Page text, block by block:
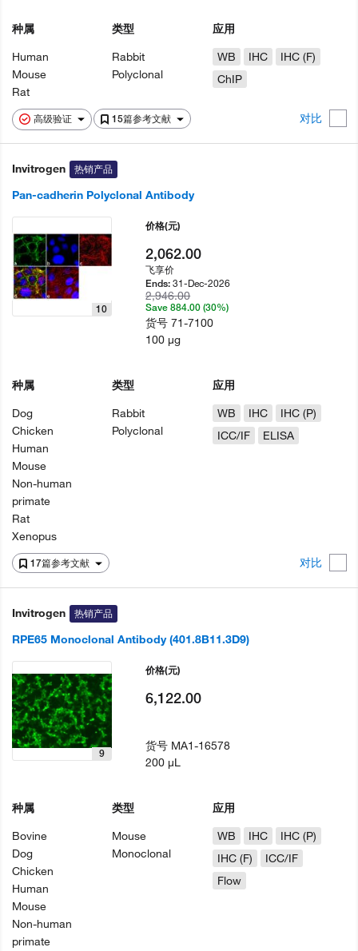
高级验证 15篇参考文献 对比
种属
Human
Mouse
Rat
类型
Rabbit
Polyclonal
应用
WB
IHC
IHC (F)
ChIP
Invitrogen 热销产品
Pan-cadherin Polyclonal Antibody
17篇参考文献 对比
10
种属
Dog
Chicken
Human
Mouse
Non-human
primate
Rat
Xenopus
类型
Rabbit
Polyclonal
应用
WB
IHC
IHC (P)
ICC/IF
ELISA
价格(元)
2,062.00
飞享价
Ends:31-Dec-2026
2,946.00
Save 884.00 (30%)
货号71-7100
100 µg
Invitrogen 热销产品
RPE65 Monoclonal Antibody (401.8B11.3D9)
9
种属
Bovine
Dog
Chicken
Human
Mouse
Non-human
primate
类型
Mouse
Monoclonal
应用
WB
IHC
IHC (P)
IHC (F)
ICC/IF
Flow
价格(元)
6,122.00
货号 MA1-16578
200 µL